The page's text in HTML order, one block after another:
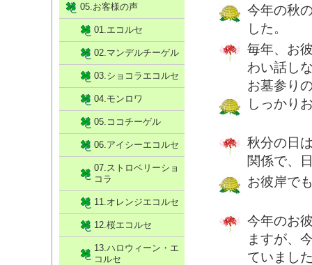
今年の秋
した。
毎年、お
わい話し
お墓参り
しっかり
秋分の日
関係で、
お彼岸で
今年のお
ますが、
ていまし
05.お客様の声
01.エコルセ
02.マンデルチーゲル
03.ショコラエコルセ
04.モンロワ
05.ココチーゲル
06.アイシーエコルセ
07.ストロベリーショ
コラ
11.オレンジエコルセ
12.桜エコルセ
13.ハロウィーン・エ
コルセ